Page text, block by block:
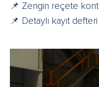
📌 Zengin reçete
📌 Detaylı kayıt defteri